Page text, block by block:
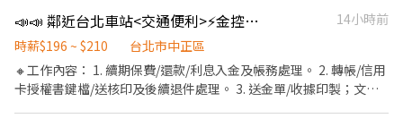
------------------------------------------------------------------ 地
點: 台北市信義區松菸路 (松菸大樓) 近捷運市府站 國父紀念館站 (走
可直接搜尋加好友 賴留下姓名電話 截圖詢問我唷✨
外出跑業務。 ✔️ 提供完整教育訓練，持續提升專業能力。 🙋‍♀️我們希
望你 ✅ 具2年以上工作經驗。 ✅ 具1年以上保險相關工作經驗。 ✅
大學以上學歷。 ✅ 具財產保險業務員資格者佳。 🎁你將享有 ✨ 完
整教育訓練與職涯發展機會。 ✨ 穩定內勤工作環境。 ✨ 優渥薪資待
遇約 41,000～43,000元（依經歷核薪）。 ✨ 適合想深耕保險產
📣📣 鄰近台北車站<交通便利>⚡金控內勤行政⚡穩定週休見紅休 G54
14小時前
時薪$196 ~ $210
台北市中正區
🔸工作內容： 1. 續期保費/還款/利息入金及帳務處理。 2. 轉帳/信用
卡授權書鍵檔/送核印及後續退件處理。 3. 送金單/收據印製；文件